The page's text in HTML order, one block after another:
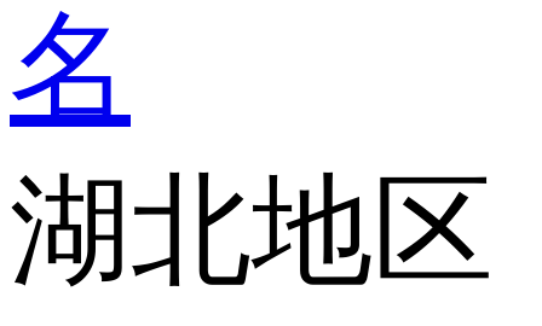
名
湖北地区